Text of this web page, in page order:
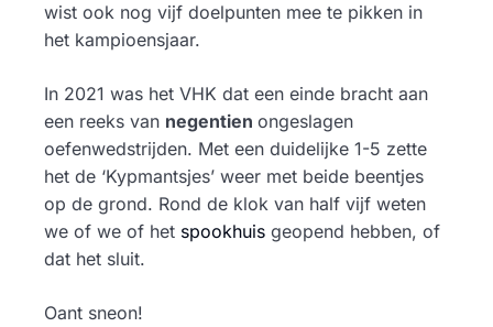
wist ook nog vijf doelpunten mee te pikken in
het kampioensjaar.
In 2021 was het VHK dat een einde bracht aan
een reeks van negentien ongeslagen
oefenwedstrijden. Met een duidelijke 1-5 zette
het de ‘Kypmantsjes’ weer met beide beentjes
op de grond. Rond de klok van half vijf weten
we of we of het spookhuis geopend hebben, of
dat het sluit.
Oant sneon!